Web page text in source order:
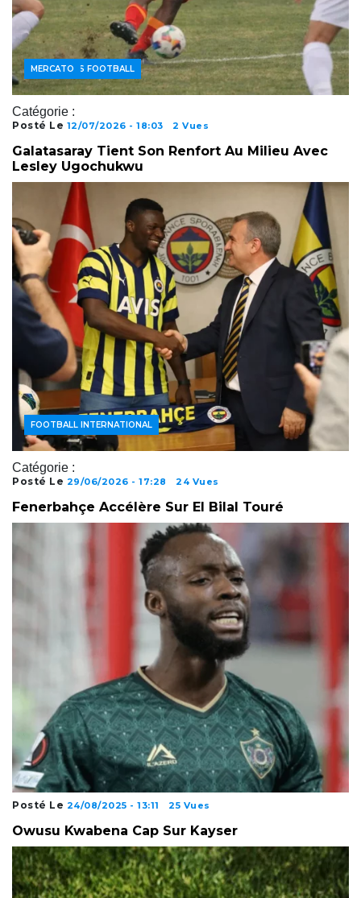
Catégorie :
ACTUALITÉS FOOTBALL
JOUEURS
MERCATO
Posté Le 12/07/2026 - 18:03 2 Vues
Galatasaray Tient Son Renfort Au Milieu Avec
Lesley Ugochukwu
Catégorie :
ACTUALITÉS FOOTBALL
FOOTBALL AFRICAIN
FOOTBALL INTERNATIONAL
Posté Le 29/06/2026 - 17:28 24 Vues
Fenerbahçe Accélère Sur El Bilal Touré
Posté Le 24/08/2025 - 13:11 25 Vues
Owusu Kwabena Cap Sur Kayser